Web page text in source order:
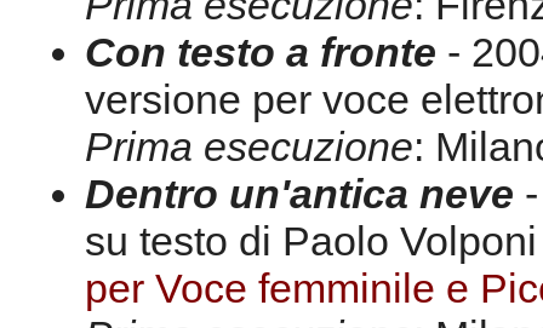
Con testo a fronte -
versione per voce
Prima esecuzione:
Dentro un'antica neve
su testo di Paolo Volponi
per Voce femminile e